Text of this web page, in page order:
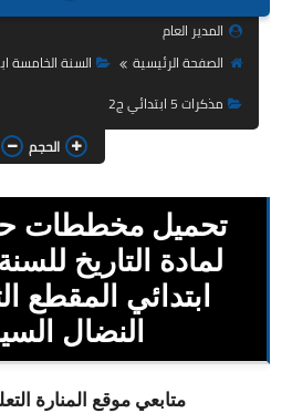
المدير العام
الصفحة الرئيسية
السنة الخامسة
مذكرات 5 ابتدائي ج2
الحجم
تحميل مخططات
ابتدائي المقطع
النضال
متابعي موقع المنارة